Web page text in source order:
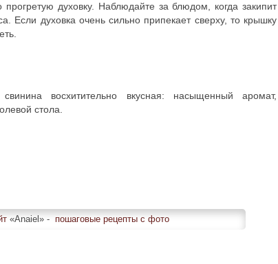
духовку. Наблюдайте за блюдом, когда закипит
Если духовка очень сильно припекает сверху, то крышку
восхитительно вкусная: насыщенный аромат,
стола.
«Anaiel» - пошаговые рецепты с фото